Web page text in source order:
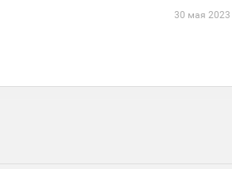
30 мая 2023